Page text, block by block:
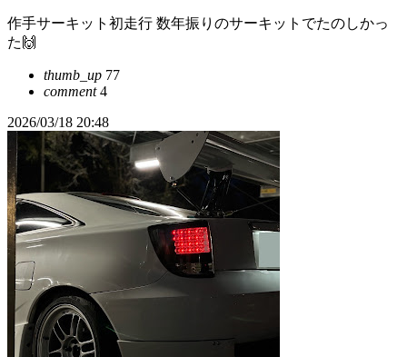
作手サーキット初走行 数年振りのサーキットでたのしかっ
た🙌
thumb_up 77
comment4
2026/03/18 20:48